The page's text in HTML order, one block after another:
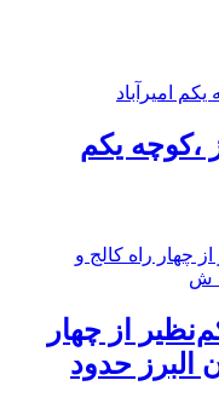
،کوچه یکم
از چهار
البرز حدود